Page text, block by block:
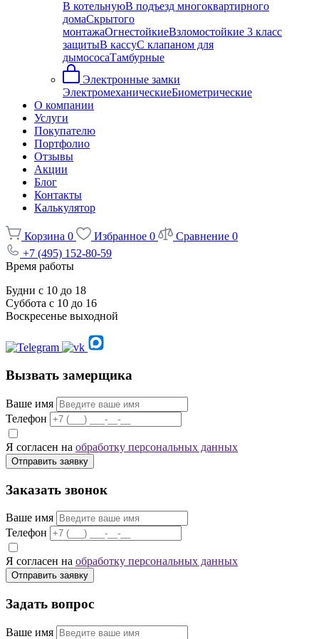
В котельнуюВ подъезд многоквартирного
домаСкрытого
монтажаОгнестойкиеВзломостойкие 3 класс
защитыВ кассуС клапаном для
дымососаТамбурные
Электронные замки
ЭлектромеханическиеБиометрические
О компании
Услуги
Покупателю
Портфолио
Отзывы
Акции
Блог
Контакты
Калькулятор
Корзина 0 Избранное 0 Сравнение 0
+7 (495) 152-80-59
Время работы
Будни с 10 до 18
Суббота с 10 до 16
Воскресенье выходной
Вызвать замерщика
Ваше имя
Телефон
Я согласен на обработку персональных данных
Отправить заявку
Заказать звонок
Ваше имя
Телефон
Я согласен на обработку персональных данных
Отправить заявку
Задать вопрос
Ваше имя